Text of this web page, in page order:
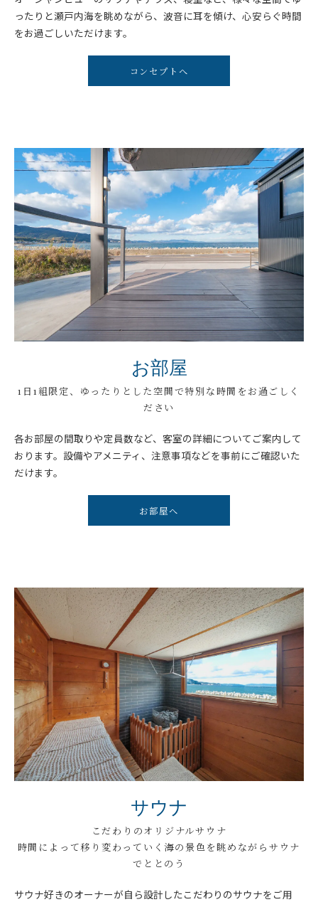
ったりと瀬戸内海を眺めながら、波音に耳を傾け、心安らぐ時間
をお過ごしいただけます。
コンセプトへ
お部屋
1日1組限定、ゆったりとした空間で特別な時間をお過ごしく
ださい
各お部屋の間取りや定員数など、客室の詳細についてご案内して
おります。設備やアメニティ、注意事項などを事前にご確認いた
だけます。
お部屋へ
サウナ
こだわりのオリジナルサウナ
時間によって移り変わっていく海の景色を眺めながらサウナ
でととのう
サウナ好きのオーナーが自ら設計したこだわりのサウナをご用